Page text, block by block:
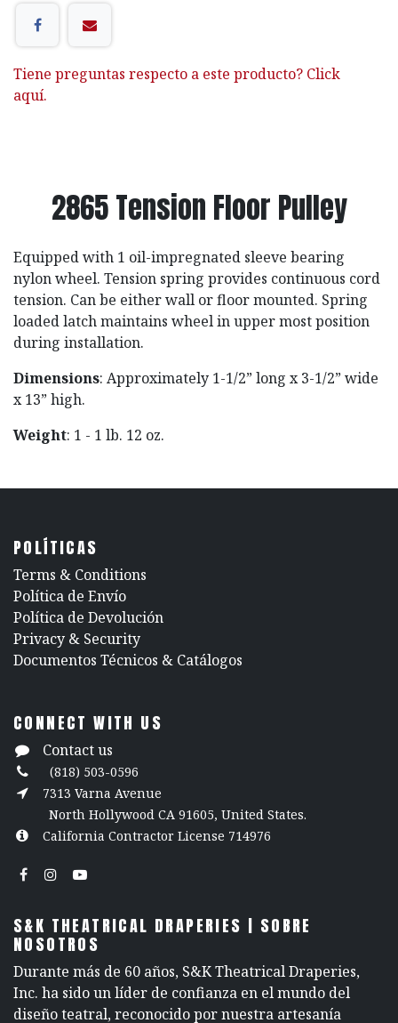
Tiene preguntas respecto a este producto? Click
aquí.
2865 Tension Floor Pulley
Equipped with 1 oil-impregnated sleeve bearing
nylon wheel. Tension spring provides continuous cord
tension. Can be either wall or floor mounted. Spring
loaded latch maintains wheel in upper most position
during installation.
Dimensions: Approximately 1-1/2” long x 3-1/2” wide
x 13” high.
Weight: 1 - 1 lb. 12 oz.
POLÍTICAS
​Terms & Conditions
Política de Envío
Política de Devolución
​Privacy & Security
​Documentos Técnicos & Catálogos
CONNECT WITH US
Contact us
(818) 503-0596
7313 Varna Avenue
North Hollywood CA 91605, United States.
California Contractor License 714976
S&K THEATRICAL DRAPERIES | SOBRE
NOSOTROS
Durante más de 60 años, S&K Theatrical Draperies,
Inc. ha sido un líder de confianza en el mundo del
diseño teatral, reconocido por nuestra artesanía